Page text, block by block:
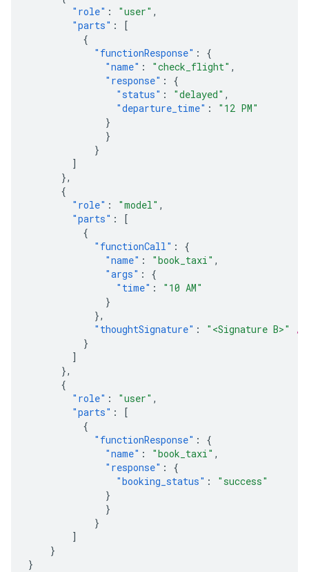
"role" : "user" ,
"parts" :
[
{
"functionResponse" :
{
"name" : "check_flight" ,
"response" :
{
"status" : "delayed" ,
"departure_time" :
"12 PM"
}
}
}
]
},
{
"role" : "model" ,
"parts" :
[
{
"functionCall" :
{
"name" : "book_taxi" ,
"args" :
{
"time" :
"10 AM"
}
},
"thoughtSignature" : "<Signature B>"
//
}
]
},
{
"role" : "user" ,
"parts" :
[
{
"functionResponse" :
{
"name" : "book_taxi" ,
"response" :
{
"booking_status" :
"success"
}
}
}
]
}
}